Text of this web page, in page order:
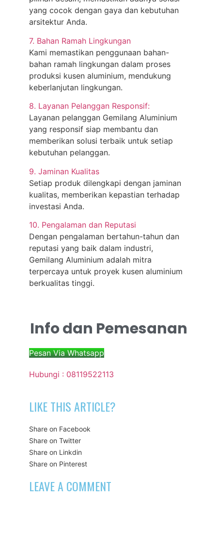
yang cocok dengan gaya dan kebutuhan
arsitektur Anda.
7. Bahan Ramah Lingkungan
Kami memastikan penggunaan bahan-
bahan ramah lingkungan dalam proses
produksi kusen aluminium, mendukung
keberlanjutan lingkungan.
8. Layanan Pelanggan Responsif:
Layanan pelanggan Gemilang Aluminium
yang responsif siap membantu dan
memberikan solusi terbaik untuk setiap
kebutuhan pelanggan.
9. Jaminan Kualitas
Setiap produk dilengkapi dengan jaminan
kualitas, memberikan kepastian terhadap
investasi Anda.
10. Pengalaman dan Reputasi
Dengan pengalaman bertahun-tahun dan
reputasi yang baik dalam industri,
Gemilang Aluminium adalah mitra
terpercaya untuk proyek kusen aluminium
berkualitas tinggi.
Info dan Pemesanan
Pesan Via Whatsapp
Hubungi : 08119522113
LIKE THIS ARTICLE?
Share on Facebook
Share on Twitter
Share on Linkdin
Share on Pinterest
LEAVE A COMMENT